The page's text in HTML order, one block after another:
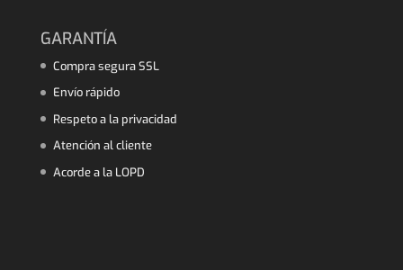
GARANTÍA
Compra segura SSL
Envío rápido
Respeto a la privacidad
Atención al cliente
Acorde a la LOPD